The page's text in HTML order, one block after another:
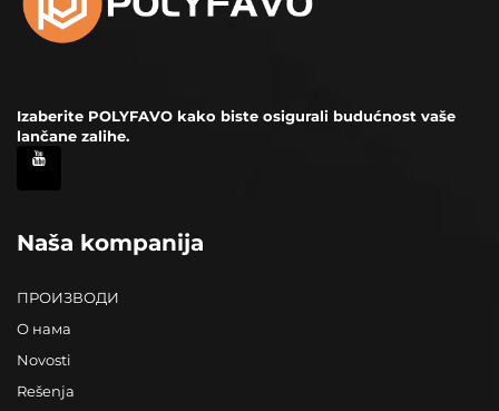
Izaberite POLYFAVO kako biste osigurali budućnost vaše
lančane zalihe.
Naša kompanija
ПРОИЗВОДИ
О нама
Novosti
Rešenja